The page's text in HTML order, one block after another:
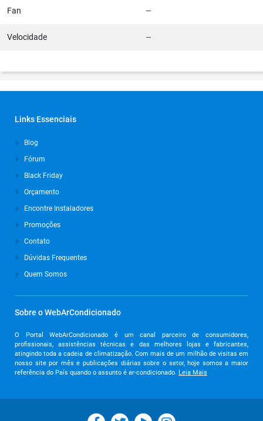
Fan --
Velocidade --
Links Essenciais
Blog
Fórum
Black Friday
Orçamento
Encontre Instaladores
Promoções
Contato
Dúvidas Frequentes
Quem Somos
Sobre o WebArCondicionado
O Portal WebArCondicionado é um canal parceiro de consumidores,
profissionais, assistências técnicas e das melhores lojas e fabricantes,
atingindo toda a cadeia de climatização. Com mais de um milhão de visitas em
nosso site por mês e publicações diárias sobre o setor, hoje somos a maior
referência do País quando o assunto é ar-condicionado. Leia Mais